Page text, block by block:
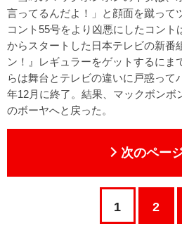
言ってるんだよ！」と顔面を蹴って
コント55号をより凶悪にしたコント
からスタートした日本テレビの新番
ン！』レギュラーをゲットするにま
らは舞台とテレビの違いに戸惑って
年12月に終了。結果、マックボンボ
のボーヤへと戻った。
次のペー
1 2